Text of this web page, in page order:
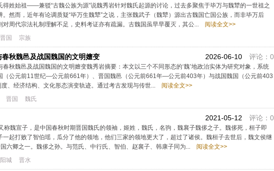
得姓始祖——兼驳“古魏公族为源”说魏秀岩针对魏氏起源的讨论，过去多聚焦于毕万与魏犨的一世祖之
然而，近年有论调质疑“毕万生魏犨”之说，主张魏武子（魏犨）源出古魏国亡国公族，而非毕万后
对周代宗法礼制理解不足，史料考证亦有疏漏。古魏国虽早早覆灭，其公...
阅读全文>>
晋国 宗族
2026-06-10评论：0
秋魏邑及战国魏国的文明嬗变
秋魏邑及战国魏国的文明嬗变魏秀岩摘要：本文以三个不同形态的‘魏’地政治实体为研究对象，系统
（公元前11世纪—公元前661年）、晋国魏邑（公元前661年—公元前403年）与战国魏国（公元前403
、经济结构、文化形态演变轨迹。通过考古发现与传世...
阅读全文>>
晋国 魏氏
2021-05-12 评论：0
称魏宣子，是中国春秋时期晋国魏氏的领袖，姬姓，魏氏，名驹，魏襄子魏侈之子。魏侈死，桓子即
一起打败了智伯瑶，瓜分了他的领地，他们三家的领地更大了，超过了诸侯。魏桓子去世后，魏文侯继
六卿之一。魏侈之孙。与范氏、中行氏、智伯、赵襄子、韩康子同为...
阅读全文>>
阳城 晋水